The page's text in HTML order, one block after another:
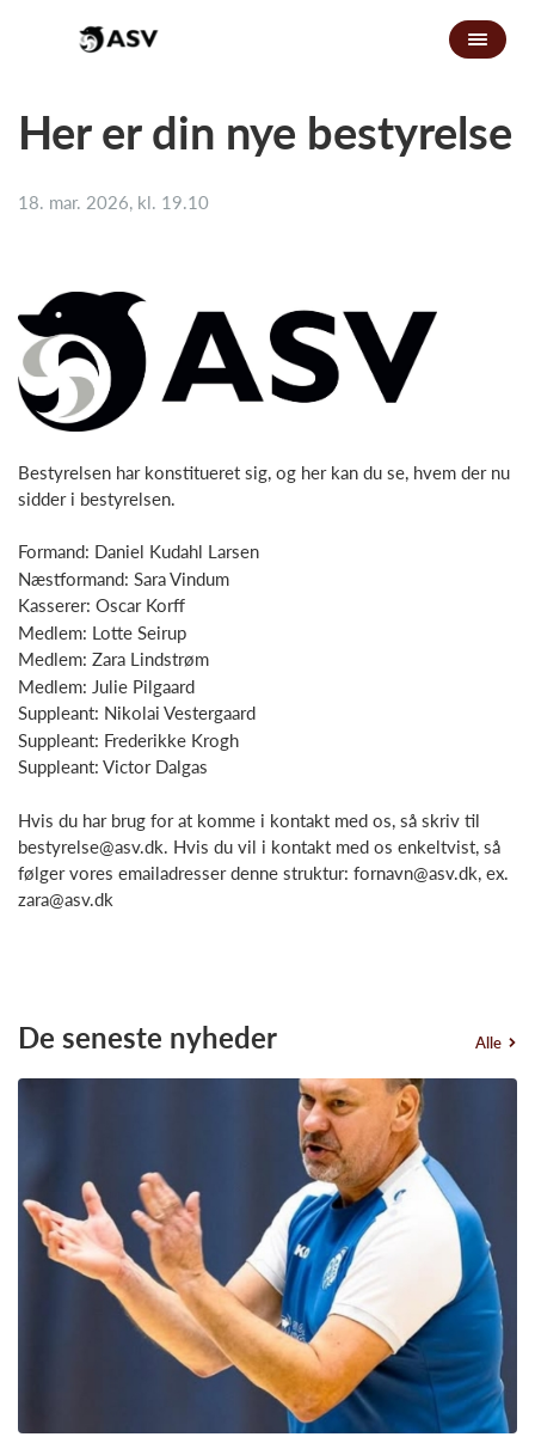
Her er din nye bestyrelse
18. mar. 2026, kl. 19.10
Bestyrelsen har konstitueret sig, og her kan du se, hvem der nu
sidder i bestyrelsen.
Formand: Daniel Kudahl Larsen
Næstformand: Sara Vindum
Kasserer: Oscar Korff
Medlem: Lotte Seirup
Medlem: Zara Lindstrøm
Medlem: Julie Pilgaard
Suppleant: Nikolai Vestergaard
Suppleant: Frederikke Krogh
Suppleant: Victor Dalgas
Hvis du har brug for at komme i kontakt med os, så skriv til
bestyrelse@asv.dk. Hvis du vil i kontakt med os enkeltvist, så
følger vores emailadresser denne struktur: fornavn@asv.dk, ex.
zara@asv.dk
De seneste nyheder Alle